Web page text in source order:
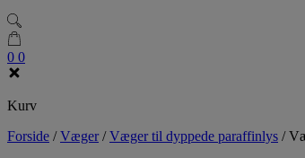
0 0
Kurv
Forside /Væger/Væger til dyppede paraffinlys /